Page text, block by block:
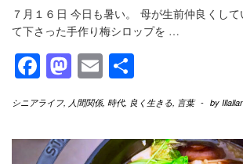
７月１６日 今日も暑い。 母が生前仲良くし
て下さった手作り梅シロップを …
Facebook
Mastodon
Email
有
シニアライフ, 人間関係, 時代, 良く生きる, 言葉 - by